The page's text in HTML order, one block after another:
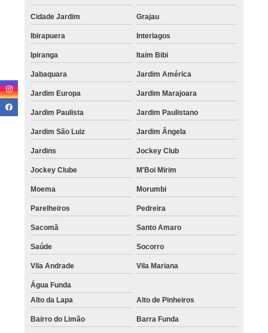
Cidade Jardim Grajau
Ibirapuera Interlagos
Ipiranga Itaim Bibi
Jabaquara Jardim América
Jardim Europa Jardim Marajoara
Jardim Paulista Jardim Paulistano
Jardim São Luiz Jardim Ângela
Jardins Jockey Club
Jockey Clube M'Boi Mirim
Moema Morumbi
Parelheiros Pedreira
Sacomã Santo Amaro
Saúde Socorro
Vila Andrade Vila Mariana
Água Funda
Alto da Lapa
Alto de Pinheiros
Bairro do Limão Barra Funda